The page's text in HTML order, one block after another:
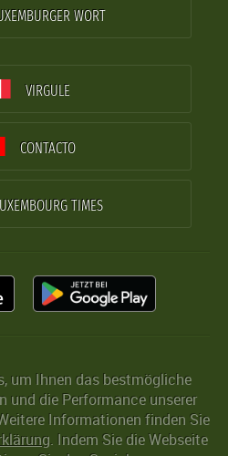
WORT
VIRGULE
CONTACTO
TIMES
um Ihnen das bestmögliche
und die Performance unserer
Informationen finden Sie
. Indem Sie die Webseite